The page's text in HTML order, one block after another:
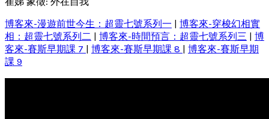
博客來-漫遊前世今生：超靈七號系列一
博客來-穿梭幻相實
相：超靈七號系列二
博客來-時間預言：超靈七號系列三
博
客來-賽斯早期課 7
博客來-賽斯早期課 8
博客來-賽斯早期
課 9